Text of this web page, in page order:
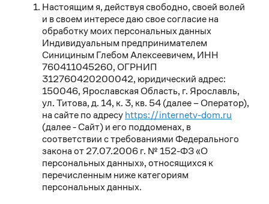
Настоящим я, действуя свободно, своей волей
и в своем интересе даю свое согласие на
обработку моих персональных данных
Индивидуальным предпринимателем
Синициным Глебом Алексеевичем, ИНН
760411045260, ОГРНИП
312760420200042, юридический адрес:
150046, Ярославская Область, г. Ярославль,
ул. Титова, д. 14, к. 3, кв. 54 (далее – Оператор),
на сайте по адресуhttps://internetv-dom.ru
(далее - Сайт) и его поддоменах, в
соответствии с требованиями Федерального
закона от 27.07.2006 г. № 152-ФЗ «О
персональных данных», относящихся к
перечисленным ниже категориям
персональных данных.